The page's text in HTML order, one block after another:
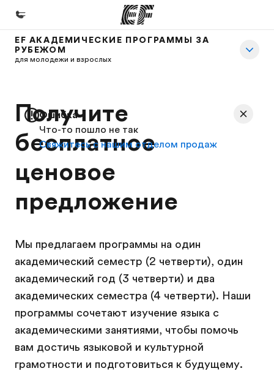
Главная
Программы
Все курсы и программы EF
Офисы
Найти ближайший офис
Кто мы
Присоединиться к нашей команде
EF АКАДЕМИЧЕСКИЕ ПРОГРАММЫ ЗА
РУБЕЖОМ
для молодежи и взрослых
Получите
бесплатное
ценовое
предложение
Мы предлагаем программы на один
академический семестр (2 четверти), один
академический год (3 четверти) и два
академических семестра (4 четверти). Наши
программы сочетают изучение языка с
академическими занятиями, чтобы помочь
вам достичь языковой и культурной
грамотности и подготовиться к будущему.
Ошибка
Что-то пошло не так
Свяжитесь с нашим отделом продаж